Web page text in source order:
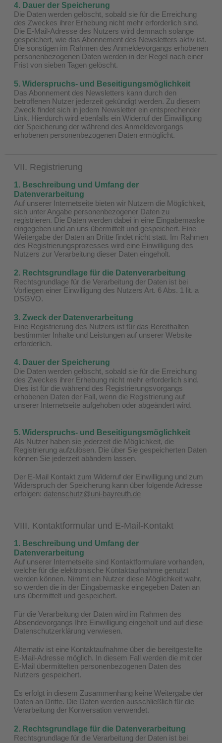
4. Dauer der Speicherung
Die Daten werden gelöscht, sobald sie für die Erreichung
des Zweckes ihrer Erhebung nicht mehr erforderlich sind.
Die E-Mail-Adresse des Nutzers wird demnach solange
gespeichert, wie das Abonnement des Newsletters aktiv ist.
Die sonstigen im Rahmen des Anmeldevorgangs erhobenen
personenbezogenen Daten werden in der Regel nach einer
Frist von sieben Tagen gelöscht.
5. Widerspruchs- und Beseitigungsmöglichkeit
Das Abonnement des Newsletters kann durch den
betroffenen Nutzer jederzeit gekündigt werden. Zu diesem
Zweck findet sich in jedem Newsletter ein entsprechender
Link. Hierdurch wird ebenfalls ein Widerruf der Einwilligung
der Speicherung der während des Anmeldevorgangs
erhobenen personenbezogenen Daten ermöglicht.
VII. Registrierung
1. Beschreibung und Umfang der
Datenverarbeitung
Auf unserer Internetseite bieten wir Nutzern die Möglichkeit,
sich unter Angabe personenbezogener Daten zu
registrieren. Die Daten werden dabei in eine Eingabemaske
eingegeben und an uns übermittelt und gespeichert. Eine
Weitergabe der Daten an Dritte findet nicht statt. Im Rahmen
des Registrierungsprozesses wird eine Einwilligung des
Nutzers zur Verarbeitung dieser Daten eingeholt.
2. Rechtsgrundlage für die Datenverarbeitung
Rechtsgrundlage für die Verarbeitung der Daten ist bei
Vorliegen einer Einwilligung des Nutzers Art. 6 Abs. 1 lit. a
DSGVO.
3. Zweck der Datenverarbeitung
Eine Registrierung des Nutzers ist für das Bereithalten
bestimmter Inhalte und Leistungen auf unserer Website
erforderlich.
4. Dauer der Speicherung
Die Daten werden gelöscht, sobald sie für die Erreichung
des Zweckes ihrer Erhebung nicht mehr erforderlich sind.
Dies ist für die während des Registrierungsvorgangs
erhobenen Daten der Fall, wenn die Registrierung auf
unserer Internetseite aufgehoben oder abgeändert wird.
5. Widerspruchs- und Beseitigungsmöglichkeit
Als Nutzer haben sie jederzeit die Möglichkeit, die
Registrierung aufzulösen. Die über Sie gespeicherten Daten
können Sie jederzeit abändern lassen.
Der E-Mail Kontakt zum Widerruf der Einwilligung und zum
Widerspruch der Speicherung kann über folgende Adresse
erfolgen: datenschutz@uni-bayreuth.de
VIII. Kontaktformular und E-Mail-Kontakt
1. Beschreibung und Umfang der
Datenverarbeitung
Auf unserer Internetseite sind Kontaktformulare vorhanden,
welche für die elektronische Kontaktaufnahme genutzt
werden können. Nimmt ein Nutzer diese Möglichkeit wahr,
so werden die in der Eingabemaske eingegeben Daten an
uns übermittelt und gespeichert.
Für die Verarbeitung der Daten wird im Rahmen des
Absendevorgangs Ihre Einwilligung eingeholt und auf diese
Datenschutzerklärung verwiesen.
Alternativ ist eine Kontaktaufnahme über die bereitgestellte
E-Mail-Adresse möglich. In diesem Fall werden die mit der
E-Mail übermittelten personenbezogenen Daten des
Nutzers gespeichert.
Es erfolgt in diesem Zusammenhang keine Weitergabe der
Daten an Dritte. Die Daten werden ausschließlich für die
Verarbeitung der Konversation verwendet.
2. Rechtsgrundlage für die Datenverarbeitung
Rechtsgrundlage für die Verarbeitung der Daten ist bei